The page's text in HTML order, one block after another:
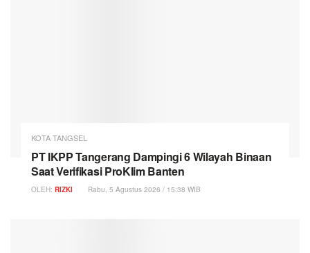
KOTA TANGSEL
PT IKPP Tangerang Dampingi 6 Wilayah Binaan
Saat Verifikasi ProKlim Banten
OLEH: RIZKI Rabu, 5 Agustus 2026 / 15:38 WIB